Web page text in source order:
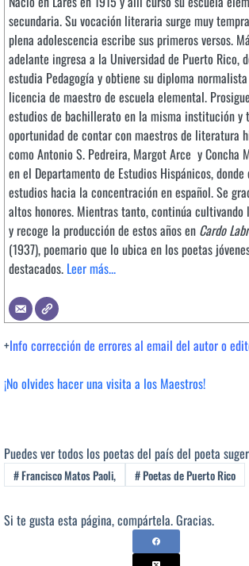
secundaria. Su vocación literaria surge muy
plena adolescencia escribe sus primeros versos.
adelante ingresa a la Universidad de Puerto Rico,
estudia Pedagogía y obtiene su diploma
licencia de maestro de escuela elemental.
estudios de bachillerato en la misma institución y
oportunidad de contar con maestros de literatura
como Antonio S. Pedreira, Margot Arce y Concha
en el Departamento de Estudios Hispánicos, donde
estudios hacia la concentración en español. Se
altos honores. Mientras tanto, continúa cultivando
y recoge la producción de estos años en Cardo
(1937), poemario que lo ubica en los poetas
destacados. Leer más...
+Info corrección de errores al email del autor o
¡No olvides hacer una visita a los Maestros!
Puedes ver todos los poetas del país del poeta
#Francisco Matos Paoli, #Poetas de Puerto Rico
Si te gusta esta página, compártela. Gracias.